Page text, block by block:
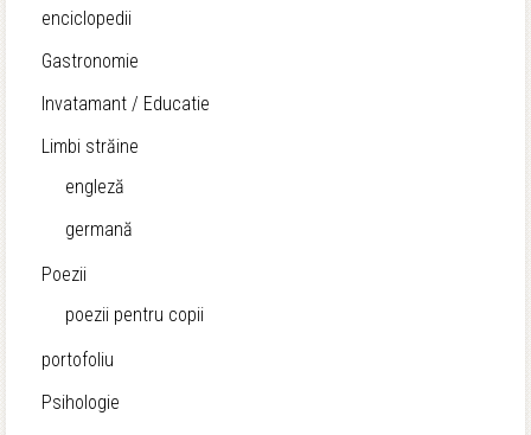
enciclopedii
Gastronomie
Invatamant / Educatie
Limbi străine
engleză
germană
Poezii
poezii pentru copii
portofoliu
Psihologie